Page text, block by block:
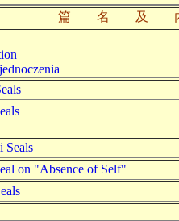
篇 名 及
on "Absence of Self"